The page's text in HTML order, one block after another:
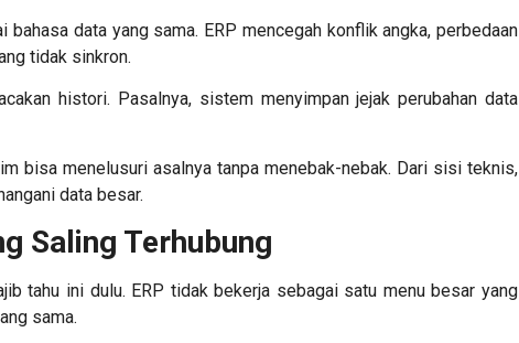
bahasa data yang sama. ERP mencegah konflik angka, perbedaan
tidak sinkron.
histori. Pasalnya, sistem menyimpan jejak perubahan data
bisa menelusuri asalnya tanpa menebak-nebak. Dari sisi teknis,
data besar.
Saling Terhubung
tahu ini dulu. ERP tidak bekerja sebagai satu menu besar yang
sama.